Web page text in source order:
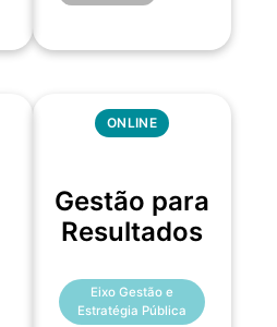
ONLINE
Gestão para
Resultados
Eixo Gestão e
Estratégia Pública